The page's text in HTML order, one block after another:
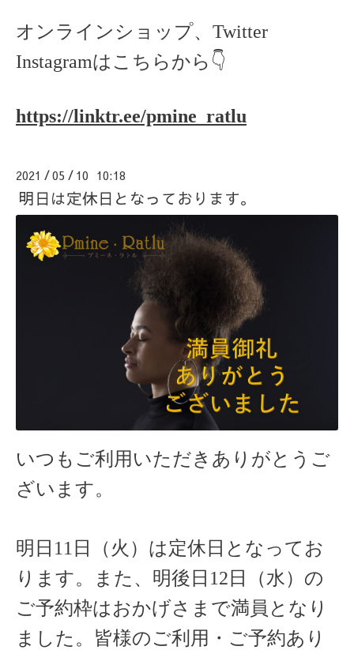
オンラインショップ、Twitter
Instagramはこちらから👇
https://linktr.ee/pmine_ratlu
2021 /05 / 10 10:18
明日は定休日となっております。
いつもご利用いただきありがとうご
ざいます。
明日11日（火）は定休日となってお
ります。
また、明後日12日（水）の
ご予約枠はおかげさまで満員となり
ました。皆様のご利用・ご予約あり